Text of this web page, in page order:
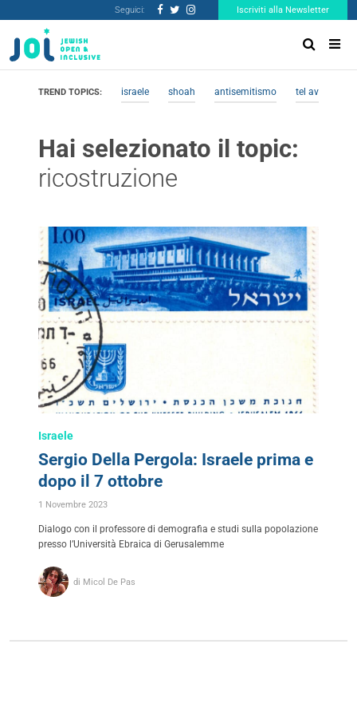
Seguici: Iscriviti alla Newsletter
TREND TOPICS: israele shoah antisemitismo tel aviv
Hai selezionato il topic:
ricostruzione
Israele
Sergio Della Pergola: Israele prima e
dopo il 7 ottobre
1 Novembre 2023
Dialogo con il professore di demografia e studi sulla popolazione
presso l’Università Ebraica di Gerusalemme
di Micol De Pas